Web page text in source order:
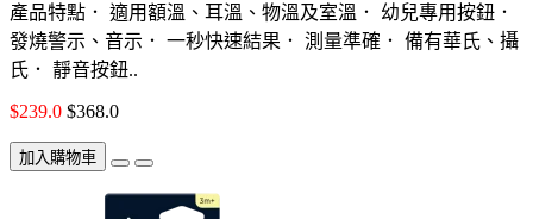
產品特點． 適用額溫、耳溫、物溫及室溫． 幼兒專用按鈕．
發燒警示、音示． 一秒快速結果． 測量準確． 備有華氏、攝
氏． 靜音按鈕..
$239.0 $368.0
加入購物車